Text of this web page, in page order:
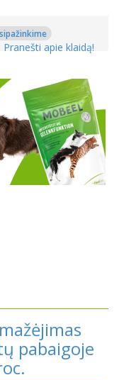
Pranešti apie klaidą!
pabaigoje